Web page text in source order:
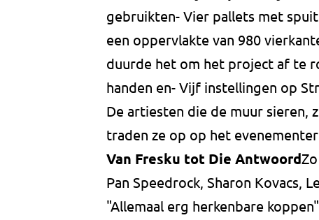
gebruikten- Vier pallets met
een oppervlakte van 980
duurde het om het project af te
handen en- Vijf instellingen op
De artiesten die de muur sieren,
traden ze op op het
Van Fresku tot Die Antwoord
Pan Speedrock, Sharon Kovacs,
"Allemaal erg herkenbare